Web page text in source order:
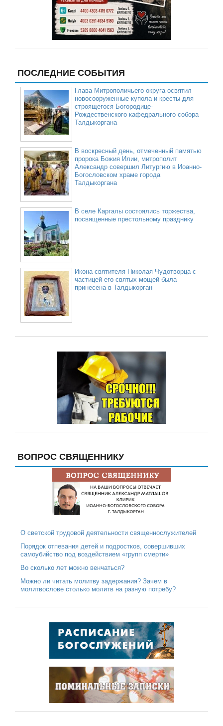
ПОСЛЕДНИЕ СОБЫТИЯ
Глава Митрополичьего округа освятил
новосооруженные купола и кресты для
строящегося Богородице-
Рождественского кафедрального собора
Талдыкоргана
В воскресный день, отмеченный памятью
пророка Божия Илии, митрополит
Александр совершил Литургию в Иоанно-
Богословском храме города
Талдыкоргана
В селе Каргалы состоялись торжества,
посвященные престольному празднику
Икона святителя Николая Чудотворца с
частицей его святых мощей была
принесена в Талдыкорган
ВОПРОС СВЯЩЕННИКУ
О светской трудовой деятельности священнослужителей
Порядок отпевания детей и подростков, совершивших
самоубийство под воздействием «групп смерти»
Во сколько лет можно венчаться?
Можно ли читать молитву задержания? Зачем в
молитвослове столько молитв на разную потребу?